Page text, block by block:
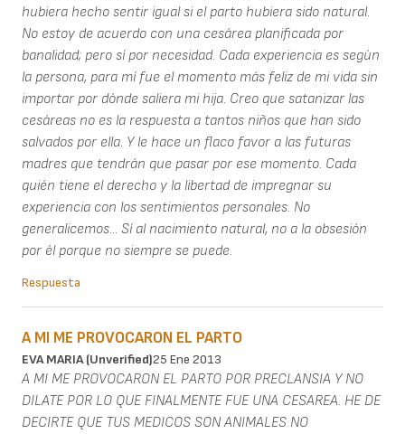
hubiera hecho sentir igual si el parto hubiera sido natural.
No estoy de acuerdo con una cesárea planificada por
banalidad; pero sí por necesidad. Cada experiencia es según
la persona, para mí fue el momento más feliz de mi vida sin
importar por dónde saliera mi hija. Creo que satanizar las
cesáreas no es la respuesta a tantos niños que han sido
salvados por ella. Y le hace un flaco favor a las futuras
madres que tendrán que pasar por ese momento. Cada
quién tiene el derecho y la libertad de impregnar su
experiencia con los sentimientos personales. No
generalicemos... Sí al nacimiento natural, no a la obsesión
por él porque no siempre se puede.
Respuesta
A MI ME PROVOCARON EL PARTO
EVA MARIA (unverified)25 Ene 2013
A MI ME PROVOCARON EL PARTO POR PRECLANSIA Y NO
DILATE POR LO QUE FINALMENTE FUE UNA CESAREA. HE DE
DECIRTE QUE TUS MEDICOS SON ANIMALES NO